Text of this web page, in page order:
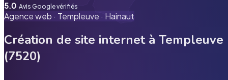
5.0· Avis Google vérifiés
Agence web · Templeuve · Hainaut
Création de site internet à Templeuve
(7520)